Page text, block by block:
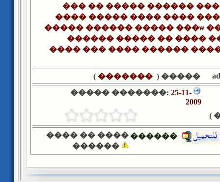
��� �� ����� ������
���� ����� ���� ����
����� ������ ����� ���ѡ
������ ����� �� ����
���� ��� ���� ������
����� (
�������
)
����� �������: 25-11-
2009
���� �� ����
������
������